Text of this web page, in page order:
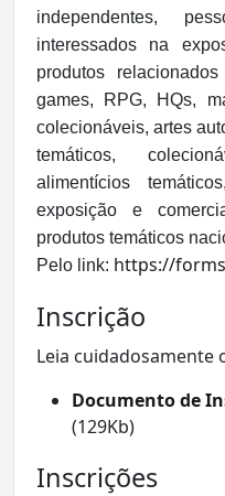
independentes,
interessados na
produtos
games, RPG, HQs,
colecionáveis, artes
temáticos,
alimentícios
exposição e
produtos temáticos
Pelo link: https://
Inscrição
Leia cuidadosamente
Documento de
(129Kb)
Inscrições